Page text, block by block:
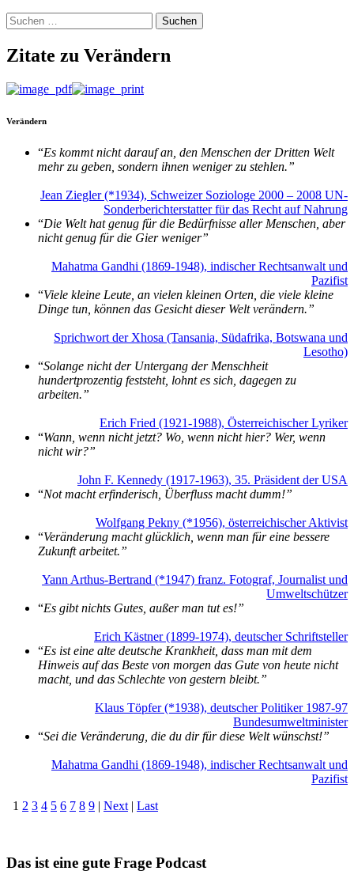
Suchen
nach:
Zitate zu Verändern
Verändern
“Es kommt nicht darauf an, den Menschen der Dritten Welt
mehr zu geben, sondern ihnen weniger zu stehlen.”
Jean Ziegler (*1934), Schweizer Soziologe 2000 – 2008 UN-
Sonderberichterstatter für das Recht auf Nahrung
“Die Welt hat genug für die Bedürfnisse aller Menschen, aber
nicht genug für die Gier weniger”
Mahatma Gandhi (1869-1948), indischer Rechtsanwalt und
Pazifist
“Viele kleine Leute, an vielen kleinen Orten, die viele kleine
Dinge tun, können das Gesicht dieser Welt verändern.”
Sprichwort der Xhosa (Tansania, Südafrika, Botswana und
Lesotho)
“Solange nicht der Untergang der Menschheit
hundertprozentig feststeht, lohnt es sich, dagegen zu
arbeiten.”
Erich Fried (1921-1988), Österreichischer Lyriker
“Wann, wenn nicht jetzt? Wo, wenn nicht hier? Wer, wenn
nicht wir?”
John F. Kennedy (1917-1963), 35. Präsident der USA
“Not macht erfinderisch, Überfluss macht dumm!”
Wolfgang Pekny (*1956), österreichischer Aktivist
“Veränderung macht glücklich, wenn man für eine bessere
Zukunft arbeitet.”
Yann Arthus-Bertrand (*1947) franz. Fotograf, Journalist und
Umweltschützer
“Es gibt nichts Gutes, außer man tut es!”
Erich Kästner (1899-1974), deutscher Schriftsteller
“Es ist eine alte deutsche Krankheit, dass man mit dem
Hinweis auf das Beste von morgen das Gute von heute nicht
macht, und das Schlechte von gestern bleibt.”
Klaus Töpfer (*1938), deutscher Politiker 1987-97
Bundesumweltminister
“Sei die Veränderung, die du dir für diese Welt wünschst!”
Mahatma Gandhi (1869-1948), indischer Rechtsanwalt und
Pazifist
1 2 3 4 5 6 7 8 9 | Next | Last
Das ist eine gute Frage Podcast